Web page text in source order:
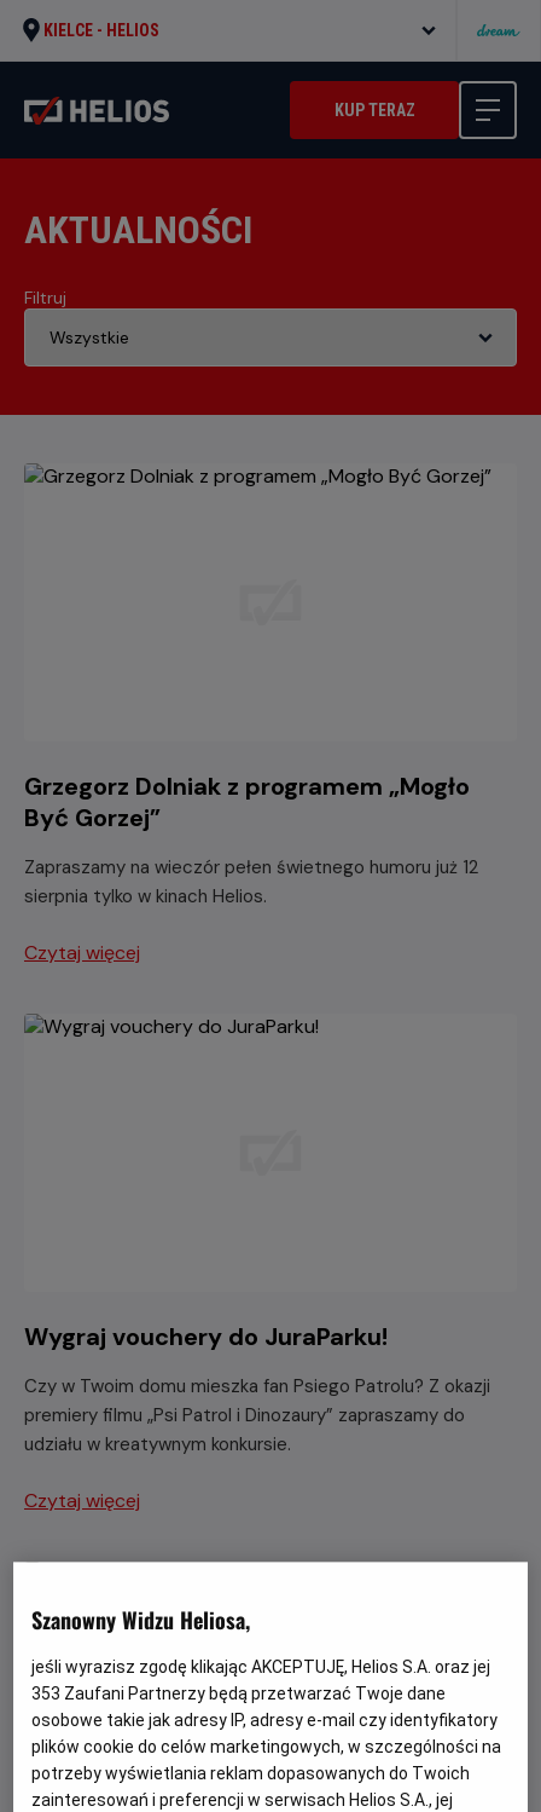
KIELCE - HELIOS
KUP TERAZ
AKTUALNOŚCI
Filtruj
Grzegorz Dolniak z programem „Mogło
Być Gorzej”
Zapraszamy na wieczór pełen świetnego humoru już 12
sierpnia tylko w kinach Helios.
Czytaj więcej
Wygraj vouchery do JuraParku!
Czy w Twoim domu mieszka fan Psiego Patrolu? Z okazji
premiery filmu „Psi Patrol i Dinozaury” zapraszamy do
udziału w kreatywnym konkursie.
Czytaj więcej
Szanowny Widzu Heliosa,
jeśli wyrazisz zgodę klikając AKCEPTUJĘ, Helios S.A. oraz jej
353 Zaufani Partnerzy będą przetwarzać Twoje dane
osobowe takie jak adresy IP, adresy e-mail czy identyfikatory
plików cookie do celów marketingowych, w szczególności na
potrzeby wyświetlania reklam dopasowanych do Twoich
zainteresowań i preferencji w serwisach Helios S.A., jej